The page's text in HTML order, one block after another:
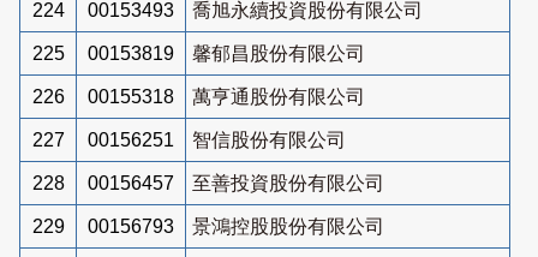
224 00153493 喬旭永續投資股份有限公司
225 00153819 馨郁昌股份有限公司
226 00155318 萬亨通股份有限公司
227 00156251 智信股份有限公司
228 00156457 至善投資股份有限公司
229 00156793 景鴻控股股份有限公司